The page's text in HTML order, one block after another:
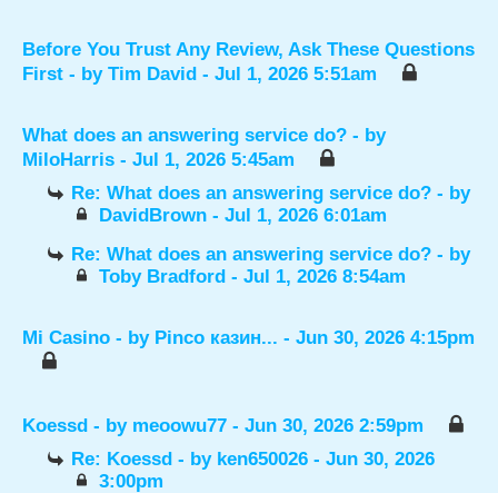
Before You Trust Any Review, Ask These Questions
First - by Tim David - Jul 1, 2026 5:51am
What does an answering service do? - by
MiloHarris - Jul 1, 2026 5:45am
Re: What does an answering service do? - by
DavidBrown- Jul 1, 2026 6:01am
Re: What does an answering service do? - by
Toby Bradford- Jul 1, 2026 8:54am
Mi Casino - by Pinco казин... - Jun 30, 2026 4:15pm
Koessd - by meoowu77 - Jun 30, 2026 2:59pm
Re: Koessd - by ken650026 - Jun 30, 2026
3:00pm